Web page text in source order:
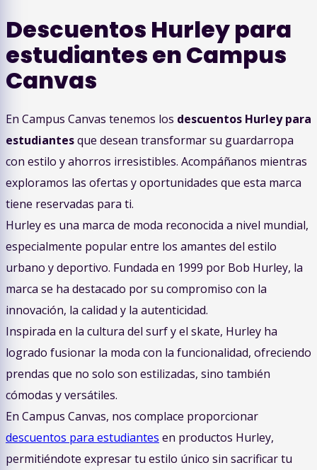
Descuentos Hurley para
estudiantes en Campus
Canvas
En Campus Canvas tenemos los descuentos Hurley para
estudiantesque desean transformar su guardarropa
con estilo y ahorros irresistibles. Acompáñanos mientras
exploramos las ofertas y oportunidades que esta marca
tiene reservadas para ti.
Hurley es una marca de moda reconocida a nivel mundial,
especialmente popular entre los amantes del estilo
urbano y deportivo. Fundada en 1999 por Bob Hurley, la
marca se ha destacado por su compromiso con la
innovación, la calidad y la autenticidad.
Inspirada en la cultura del surf y el skate, Hurley ha
logrado fusionar la moda con la funcionalidad, ofreciendo
prendas que no solo son estilizadas, sino también
cómodas y versátiles.
En Campus Canvas, nos complace proporcionar
descuentos para estudiantes en productos Hurley,
permitiéndote expresar tu estilo único sin sacrificar tu